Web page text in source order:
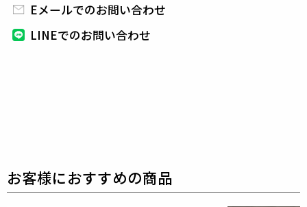
サラリとしたパウダリーなタッチと着心地の良いスト
レッチ性が特徴の ナイロン×ポリウレタンの2WAYス
トレッチタフタです。 ナチュラルな表情感と微光沢感
Eメールでのお問い合わせ
LINEでのお問い合わせ